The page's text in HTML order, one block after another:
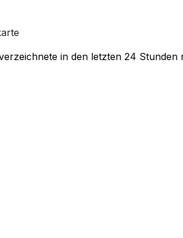
in den letzten 24